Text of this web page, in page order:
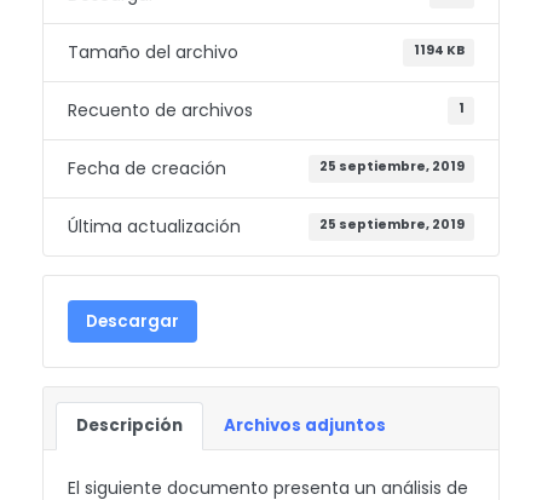
Tamaño del archivo 1194 KB
Recuento de archivos 1
Fecha de creación 25 septiembre, 2019
Última actualización 25 septiembre, 2019
Descargar
Descripción Archivos adjuntos
El siguiente documento presenta un análisis de